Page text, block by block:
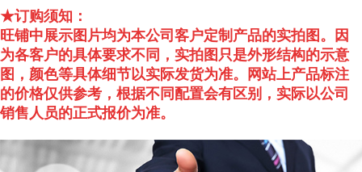
★订购须知：
旺铺中展示图片均为本公司客户定制产品的实拍图。因
为各客户的具体要求不同，实拍图只是外形结构的示意
图，颜色等具体细节以实际发货为准。网站上产品标注
的价格仅供参考，根据不同配置会有区别，实际以公司
销售人员的正式报价为准。